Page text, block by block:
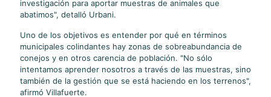
investigación para aportar muestras de animales que
abatimos", detalló Urbani.
Uno de los objetivos es entender por qué en términos
municipales colindantes hay zonas de sobreabundancia de
conejos y en otros carencia de población. "No sólo
intentamos aprender nosotros a través de las muestras, sino
también de la gestión que se está haciendo en los terrenos",
afirmó Villafuerte.